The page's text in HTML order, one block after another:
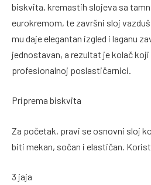
biskvita, kremastih slojeva sa
eurokremom, te završni sloj
mu daje elegantan izgled i laganu
jednostavan, a rezultat je kolač koji
profesionalnoj poslastičarnici.
Priprema biskvita
Za početak, pravi se osnovni sloj
biti mekan, sočan i elastičan.
3 jaja